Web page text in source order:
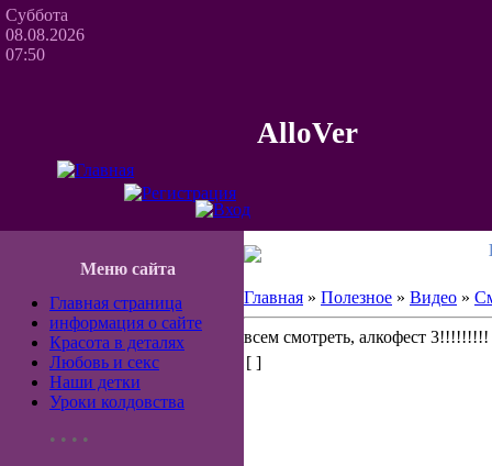
Суббота
08.08.2026
07:50
AlloVer
Меню сайта
Главная страница
информация о сайте
Красота в деталях
Любовь и секс
Наши детки
Уроки колдовства
• • • •
Главная » Полезное » Видео »
всем смотреть, алкофест 3!!!!!!!!!
[ ]